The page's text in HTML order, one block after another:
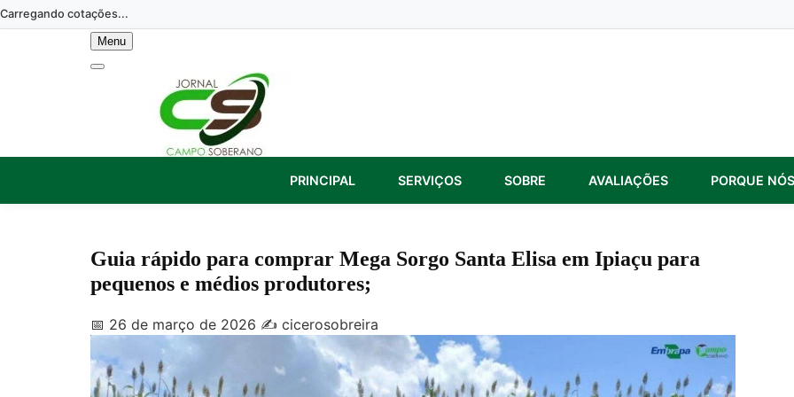
Skip
to
Carregando cotações...
Menu
PRINCIPAL SERVIÇOS SOBRE AVALIAÇÕES PORQUE NÓS
Guia rápido para comprar Mega Sorgo Santa Elisa em Ipiaçu para
pequenos e médios produtores;
📅 26 de março de 2026 ✍️ cicerosobreira